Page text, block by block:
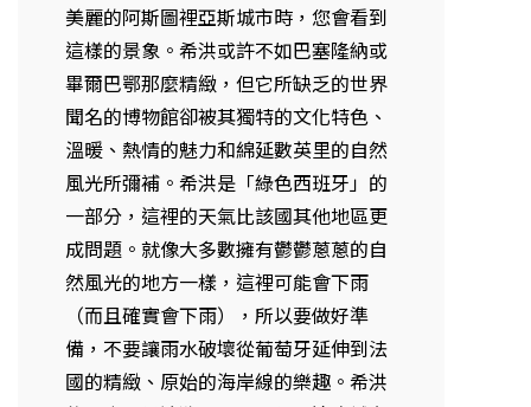
美麗的阿斯圖裡亞斯城市時，您會看到
這樣的景象。希洪或許不如巴塞隆納或
畢爾巴鄂那麼精緻，但它所缺乏的世界
聞名的博物館卻被其獨特的文化特色、
溫暖、熱情的魅力和綿延數英里的自然
風光所彌補。希洪是「綠色西班牙」的
一部分，這裡的天氣比該國其他地區更
成問題。就像大多數擁有鬱鬱蔥蔥的自
然風光的地方一樣，這裡可能會下雨
（而且確實會下雨），所以要做好準
備，不要讓雨水破壞從葡萄牙延伸到法
國的精緻、原始的海岸線的樂趣。希洪